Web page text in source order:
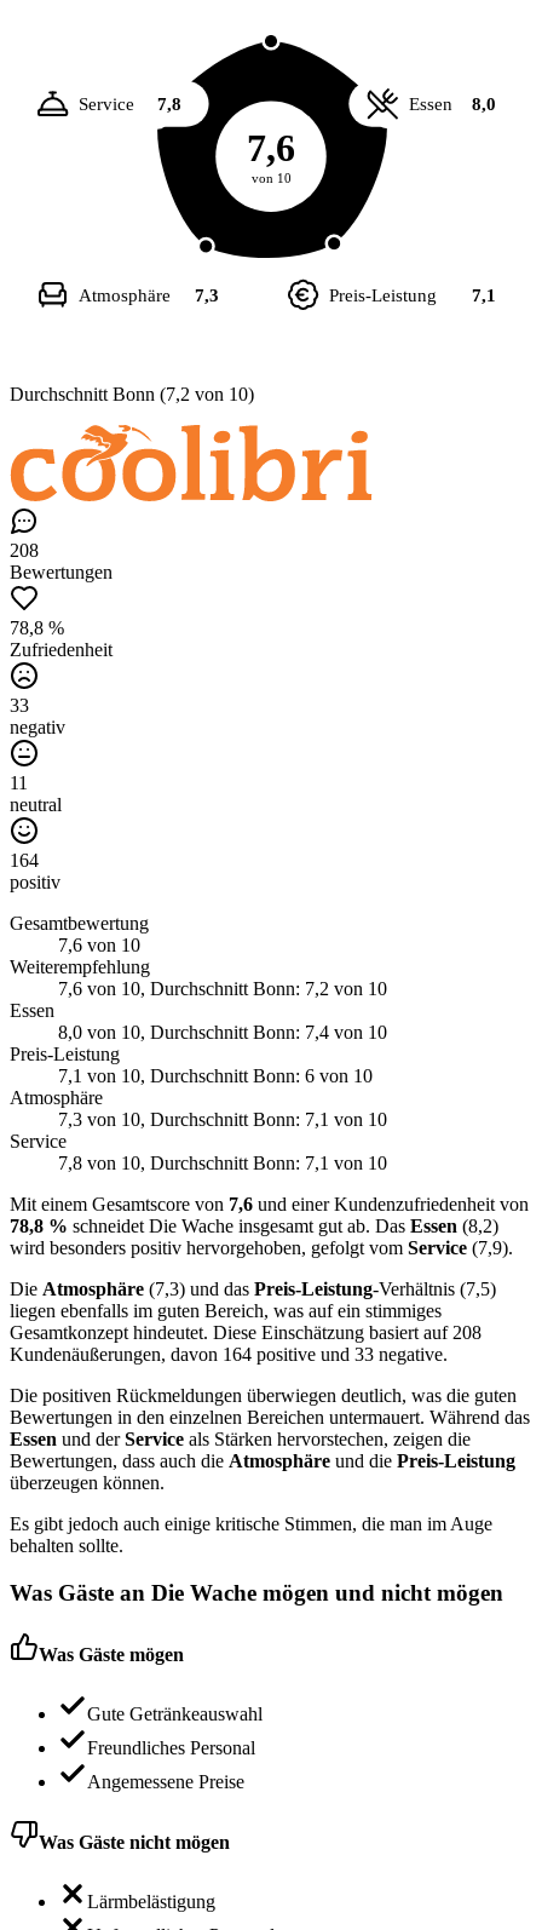
7,6
von 10
Essen 8,0
Preis-Leistung 7,1
Atmosphäre 7,3
Service 7,8
Durchschnitt Bonn (7,2 von 10)
208
Bewertungen
78,8 %
Zufriedenheit
33
negativ
11
neutral
164
positiv
Gesamtbewertung
7,6 von 10
Weiterempfehlung
7,6 von 10, Durchschnitt Bonn: 7,2 von 10
Essen
8,0 von 10, Durchschnitt Bonn: 7,4 von 10
Preis-Leistung
7,1 von 10, Durchschnitt Bonn: 6 von 10
Atmosphäre
7,3 von 10, Durchschnitt Bonn: 7,1 von 10
Service
7,8 von 10, Durchschnitt Bonn: 7,1 von 10
Mit einem Gesamtscore von 7,6 und einer Kundenzufriedenheit von
78,8 % schneidet Die Wache insgesamt gut ab. Das Essen (8,2)
wird besonders positiv hervorgehoben, gefolgt vom Service (7,9).
Die Atmosphäre (7,3) und das Preis-Leistung-Verhältnis (7,5)
liegen ebenfalls im guten Bereich, was auf ein stimmiges
Gesamtkonzept hindeutet. Diese Einschätzung basiert auf 208
Kundenäußerungen, davon 164 positive und 33 negative.
Die positiven Rückmeldungen überwiegen deutlich, was die guten
Bewertungen in den einzelnen Bereichen untermauert. Während das
Essen und derService als Stärken hervorstechen, zeigen die
Bewertungen, dass auch die Atmosphäre und die Preis-Leistung
überzeugen können.
Es gibt jedoch auch einige kritische Stimmen, die man im Auge
behalten sollte.
Was Gäste an Die Wache mögen und nicht mögen
Was Gäste mögen
Gute Getränkeauswahl
Freundliches Personal
Angemessene Preise
Was Gäste nicht mögen
Lärmbelästigung